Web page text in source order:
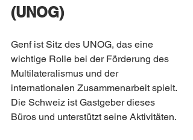
(UNOG)
Genf ist Sitz des UNOG, das eine
wichtige Rolle bei der Förderung des
Multilateralismus und der
internationalen Zusammenarbeit spielt.
Die Schweiz ist Gastgeber dieses
Büros und unterstützt seine Aktivitäten.